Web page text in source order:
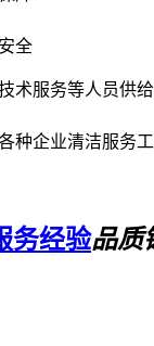
全
术服务等人员供
种企业清洁服务
务经验品质